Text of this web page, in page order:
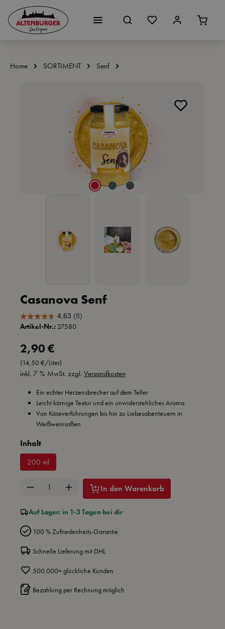
Zum Hauptinhalt springen
Home SORTIMENT Senf
Casanova Senf
Artikel-Nr.: 27580
Regulärer Preis:
2,90 €
(14,50 €/Liter)
inkl. 7 % MwSt. zzgl. Versandkosten
Ein echter Herzensbrecher auf dem Teller
Leicht körnige Textur und ein unwiderstehliches Aroma
Von Käseverführungen bis hin zu Liebesabenteuern in
Weißweinsoßen
Inhaltauswählen
200 ml
Produkt Anzahl: Gib den gewünschten Wert
In den Warenkorb
Auf Lager: in 1-3 Tagen bei dir
100 % Zufriedenheits-Garantie
Schnelle Lieferung mit DHL
500.000+ glückliche Kunden
Bezahlung per Rechnung möglich